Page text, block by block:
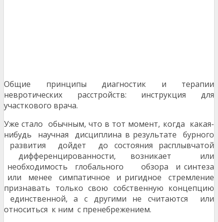
Общие принципы диагностик и терапии
невротических расстройств: инструкция для
участкового врача.
Уже стало обычным, что в тот момент, когда какая-
нибудь научная дисциплина в результате бурного
развития дойдет до состояния расплывчатой
дифференцированности, возникает или
необходимость глобального обзора и синтеза
или менее симпатичное и ригидное стремление
признавать только свою собственную концепцию
единственной, а с другими не считаются или
относиться к ним с пренебрежением.